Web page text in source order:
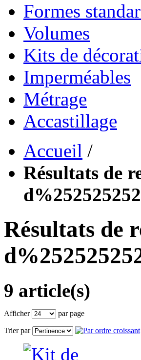
Formes
Volumes
Kits de
Imperméables
Métrage
Accastillage
Accueil /
Résultats de
Résultats de
9 article(s)
Afficher par page
Trier par